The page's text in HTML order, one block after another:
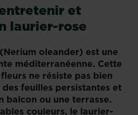
et
laurier-rose
oleander) est une
méditerranéenne. Cette
ne résiste pas bien
feuilles persistantes et
balcon ou une terrasse.
couleurs, le laurier-